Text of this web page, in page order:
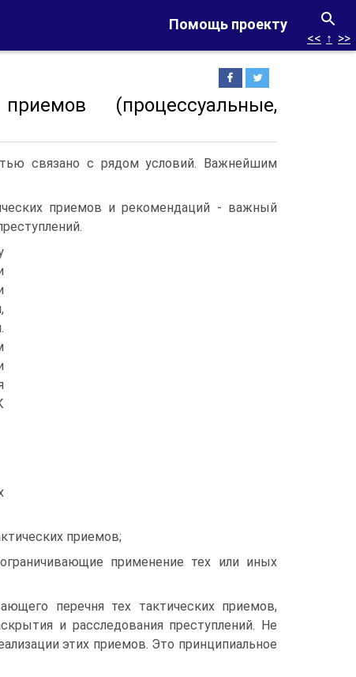
Помощь проекту
<< ↑ >>
(процессуальные,
связано с рядом условий. Важнейшим
приемов и рекомендаций - важный
приемов;
применение тех или иных
перечня тех тактических приемов,
и расследования преступлений. Не
этих приемов. Это принципиальное